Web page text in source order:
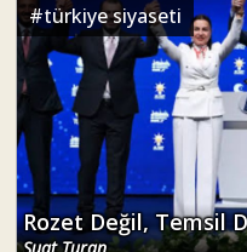
#türkiye siyaseti
Rozet Değil, Temsil